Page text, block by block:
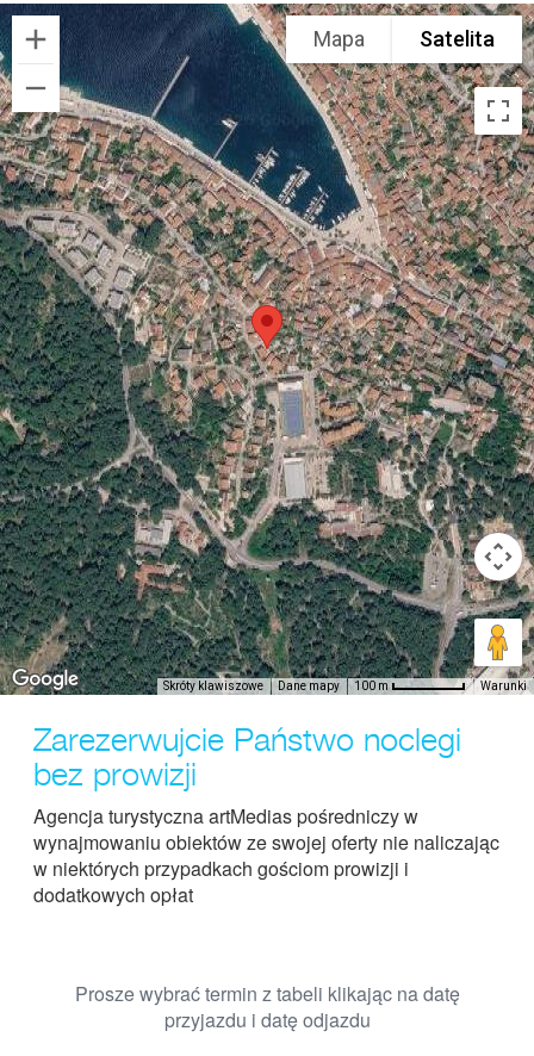
Mapa Satelita
Skróty klawiszowe Dane mapy 100 m Warunki
Zarezerwujcie Państwo noclegi
bez prowizji
Agencja turystyczna artMedias pośredniczy w
wynajmowaniu obiektów ze swojej oferty nie naliczając
w niektórych przypadkach gościom prowizji i
dodatkowych opłat
Prosze wybrać termin z tabeli klikając na datę
przyjazdu i datę odjazdu